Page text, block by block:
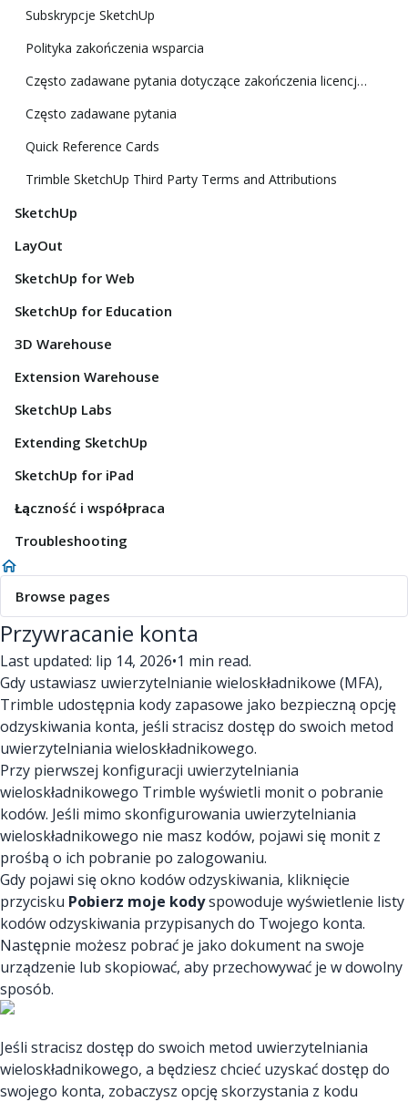
Subskrypcje SketchUp
Polityka zakończenia wsparcia
Często zadawane pytania dotyczące zakończenia licencji klasycznej
Często zadawane pytania
Quick Reference Cards
Trimble SketchUp Third Party Terms and Attributions
SketchUp
LayOut
SketchUp for Web
SketchUp for Education
3D Warehouse
Extension Warehouse
SketchUp Labs
Extending SketchUp
SketchUp for iPad
Łączność i współpraca
Troubleshooting
Browse pages
Przywracanie konta
Last updated: lip 14, 2026•1 min read.
Gdy ustawiasz uwierzytelnianie wieloskładnikowe (MFA),
Trimble udostępnia kody zapasowe jako bezpieczną opcję
odzyskiwania konta, jeśli stracisz dostęp do swoich metod
uwierzytelniania wieloskładnikowego.
Przy pierwszej konfiguracji uwierzytelniania
wieloskładnikowego Trimble wyświetli monit o pobranie
kodów. Jeśli mimo skonfigurowania uwierzytelniania
wieloskładnikowego nie masz kodów, pojawi się monit z
prośbą o ich pobranie po zalogowaniu.
Gdy pojawi się okno kodów odzyskiwania, kliknięcie
przycisku Pobierz moje kodyspowoduje wyświetlenie listy
kodów odzyskiwania przypisanych do Twojego konta.
Następnie możesz pobrać je jako dokument na swoje
urządzenie lub skopiować, aby przechowywać je w dowolny
sposób.
Jeśli stracisz dostęp do swoich metod uwierzytelniania
wieloskładnikowego, a będziesz chcieć uzyskać dostęp do
swojego konta, zobaczysz opcję skorzystania z kodu